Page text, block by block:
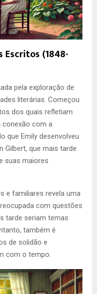
(1848-
pela exploração de
literárias. Começou
dos quais refletiam
com a
que Emily desenvolveu
Gilbert, que mais tarde
suas maiores
e familiares revela uma
com questões
tarde seriam temas
também é
de solidão e
com o tempo.